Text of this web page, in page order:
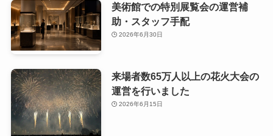
美術館での特別展覧会の運営補
助・スタッフ手配
2026年6月30日
来場者数65万人以上の花火大会の
運営を行いました
2026年6月15日